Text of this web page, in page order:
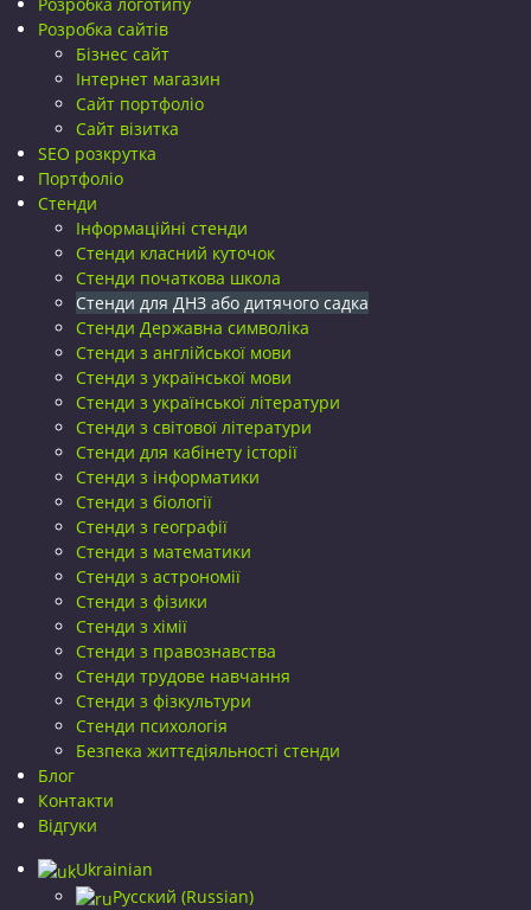
Розробка сайтів
Бізнес сайт
Інтернет магазин
Сайт портфоліо
Сайт візитка
SEO розкрутка
Портфоліо
Стенди
Інформаційні стенди
Стенди класний куточок
Стенди початкова школа
Стенди для ДНЗ або дитячого садка
Стенди Державна символіка
Стенди з англійської мови
Стенди з української мови
Стенди з української літератури
Стенди з світової літератури
Стенди для кабінету історії
Стенди з інформатики
Стенди з біології
Стенди з географії
Стенди з математики
Стенди з астрономії
Стенди з фізики
Стенди з хімії
Стенди з правознавства
Стенди трудове навчання
Стенди з фізкультури
Стенди психологія
Безпека життєдіяльності стенди
Блог
Контакти
Відгуки
Ukrainian
Русский (Russian)